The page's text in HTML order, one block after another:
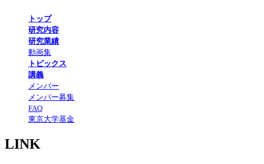
トップ
研究内容
研究業績
動画集
トピックス
講義
メンバー
メンバー募集
FAQ
東京大学基金
LINK